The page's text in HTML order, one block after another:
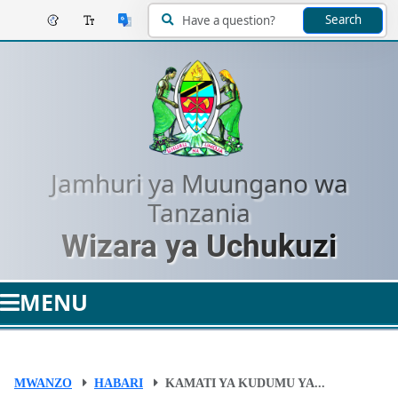
Search
Jamhuri ya Muungano wa
Tanzania
Wizara ya Uchukuzi
MENU
MWANZO HABARI KAMATI YA KUDUMU YA...